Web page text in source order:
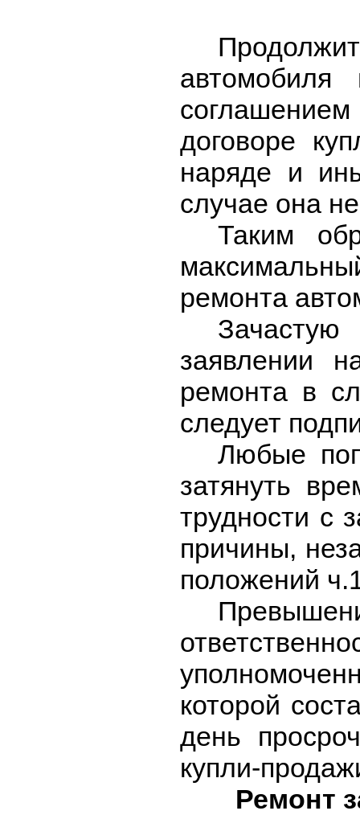
автомобиля
договоре
наряде и
случае она
Таким
ремонта
заявлении
ремонта в
следует
Любые
затянуть
трудности с
причины,
положений
которой
день
купли-
Ремонт